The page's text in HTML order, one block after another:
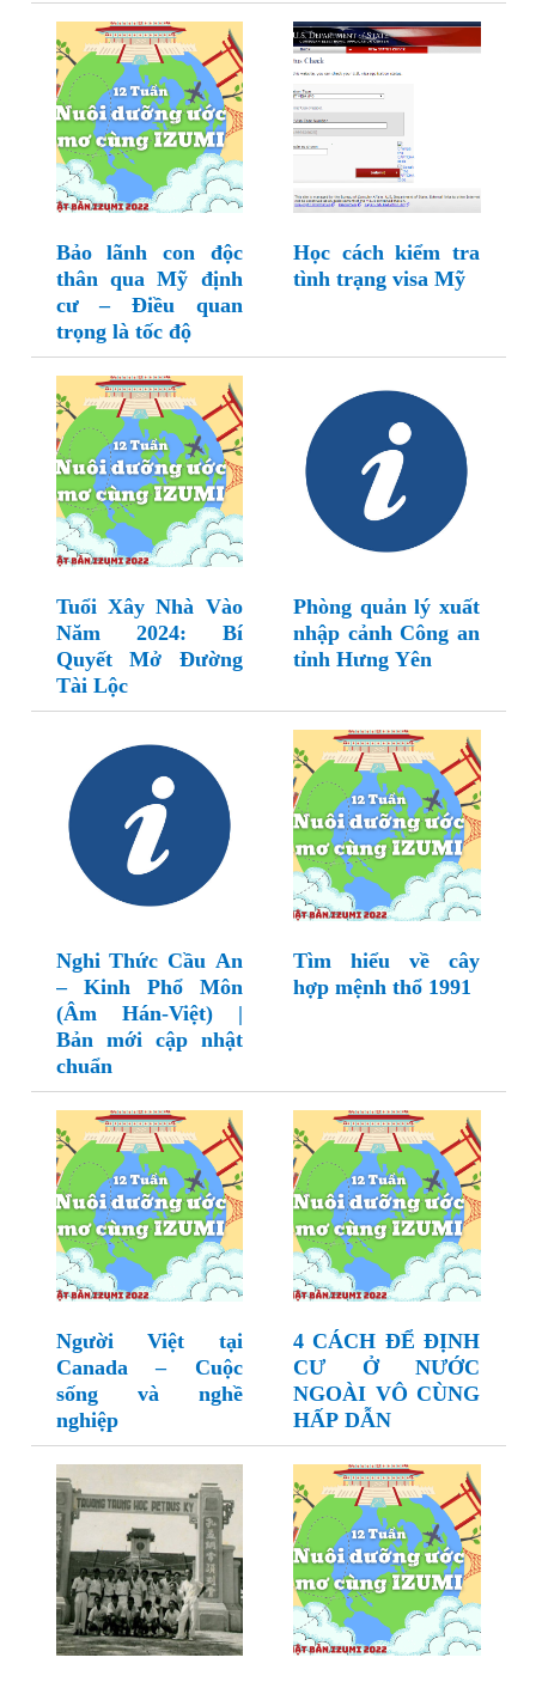
Bảo lãnh con độc
thân qua Mỹ định
cư – Điều quan
trọng là tốc độ
Học cách kiểm tra
tình trạng visa Mỹ
Tuổi Xây Nhà Vào
Năm 2024: Bí
Quyết Mở Đường
Tài Lộc
Phòng quản lý xuất
nhập cảnh Công an
tỉnh Hưng Yên
Nghi Thức Cầu An
– Kinh Phổ Môn
(Âm Hán-Việt) |
Bản mới cập nhật
chuẩn
Tìm hiểu về cây
hợp mệnh thổ 1991
Người Việt tại
Canada – Cuộc
sống và nghề
nghiệp
4 CÁCH ĐỂ ĐỊNH
CƯ Ở NƯỚC
NGOÀI VÔ CÙNG
HẤP DẪN